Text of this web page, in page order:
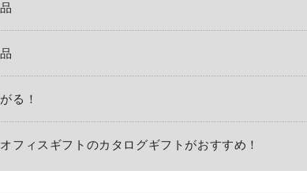
る！
フィスギフトのカタログギフトがおすすめ！